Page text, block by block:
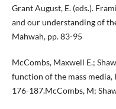
Grant August, E. (eds.).
and our understanding of
Mahwah, pp. 83-95
McCombs, Maxwell E.;
function of the mass
176-187.McCombs, M;